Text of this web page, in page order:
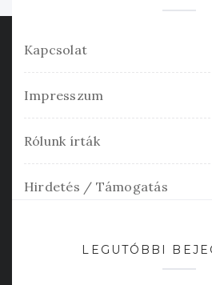
Kapcsolat
Impresszum
Rólunk írták
Hirdetés / Támogatás
LEGUTÓBBI